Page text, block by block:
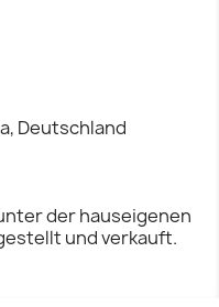
Deutschland
der hauseigenen
und verkauft.